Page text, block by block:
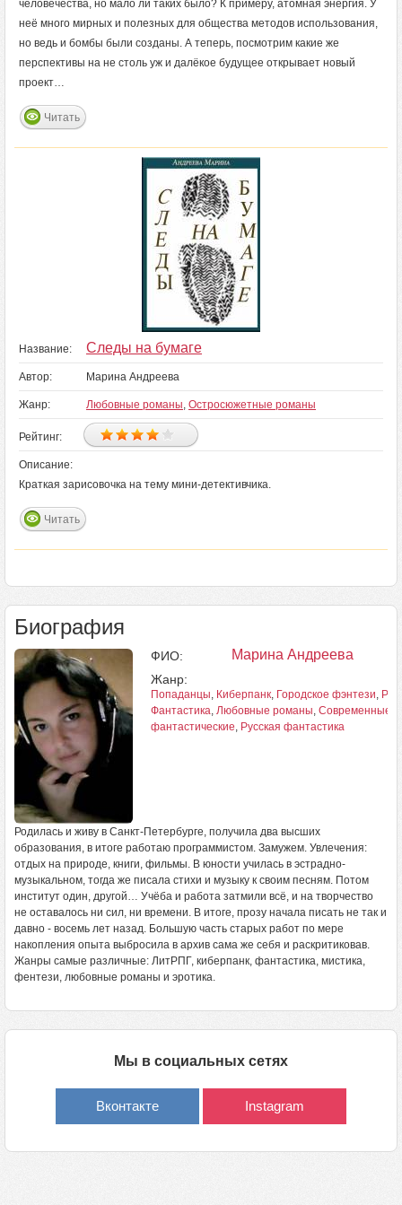
человечества, но мало ли таких было? К примеру, атомная энергия. У
неё много мирных и полезных для общества методов использования,
но ведь и бомбы были созданы. А теперь, посмотрим какие же
перспективы на не столь уж и далёкое будущее открывает новый
проект…
Читать
Название: Следы на бумаге
Автор: Марина Андреева
Жанр: Любовные романы, Остросюжетные романы
Рейтинг:
Описание:
Краткая зарисовочка на тему мини-детективчика.
Читать
Биография
ФИО: Марина Андреева
Жанр:
Попаданцы, Киберпанк, Городское фэнтези,
Фантастика, Любовные романы, Современные
фантастические, Русская фантастика
Родилась и живу в Санкт-Петербурге, получила два высших
образования, в итоге работаю программистом. Замужем. Увлечения:
отдых на природе, книги, фильмы. В юности училась в эстрадно-
музыкальном, тогда же писала стихи и музыку к своим песням. Потом
институт один, другой… Учёба и работа затмили всё, и на творчество
не оставалось ни сил, ни времени. В итоге, прозу начала писать не так и
давно - восемь лет назад. Большую часть старых работ по мере
накопления опыта выбросила в архив сама же себя и раскритиковав.
Жанры самые различные: ЛитРПГ, киберпанк, фантастика, мистика,
фентези, любовные романы и эротика.
Мы в социальных сетях
Вконтакте Instagram